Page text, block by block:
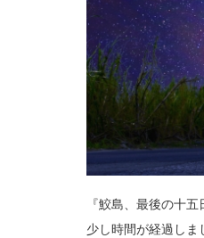
『鮫島、最後の十
少し時間が経過しま